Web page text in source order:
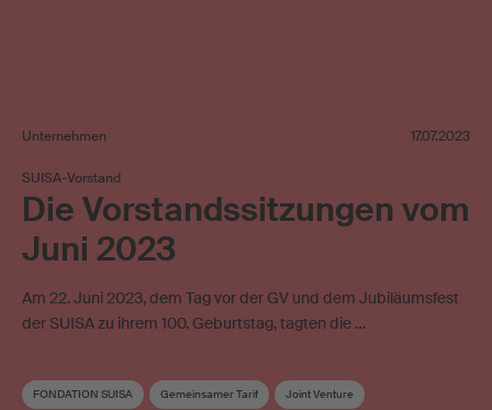
Unternehmen 17.07.2023
SUISA-Vorstand
Die Vorstandssitzungen vom
Juni 2023
Am 22. Juni 2023, dem Tag vor der GV und dem Jubiläumsfest
der SUISA zu ihrem 100. Geburtstag, tagten die …
FONDATION SUISA Gemeinsamer Tarif Joint Venture